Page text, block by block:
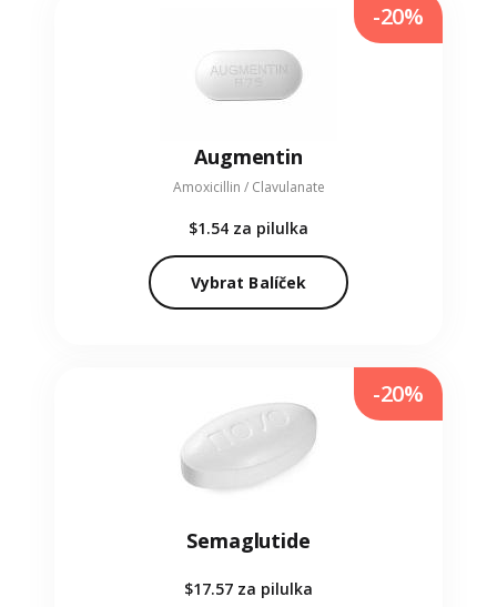
Augmentin
Amoxicillin / Clavulanate
$1.54 za pilulka
Vybrat Balíček
-20%
Semaglutide
$17.57 za pilulka
-20%